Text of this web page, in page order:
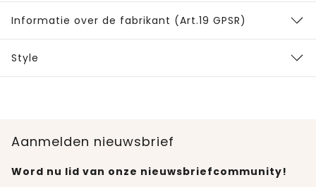
Informatie over de fabrikant (Art.19 GPSR)
Style
Aanmelden nieuwsbrief
Word nu lid van onze nieuwsbriefcommunity!